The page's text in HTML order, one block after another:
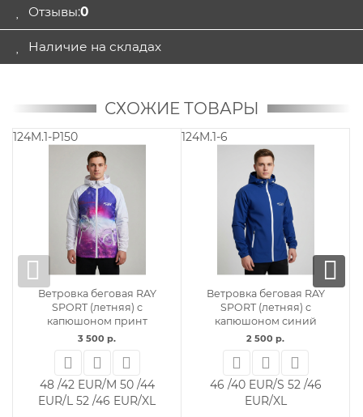
Отзывы:0
Наличие на складах
СХОЖИЕ ТОВАРЫ
RAY
c
синий
52 /46
Ветровка RAY модель 2 (UNI)
красный/красная молния
Ветровка RAY
черный/
42 /36 EUR/